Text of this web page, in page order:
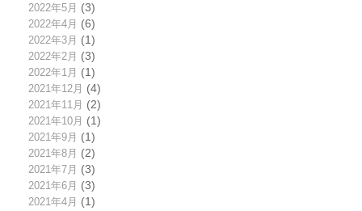
2022年5月 (3)
2022年4月 (6)
2022年3月 (1)
2022年2月 (3)
2022年1月 (1)
2021年12月 (4)
2021年11月 (2)
2021年10月 (1)
2021年9月 (1)
2021年8月 (2)
2021年7月 (3)
2021年6月 (3)
2021年4月 (1)